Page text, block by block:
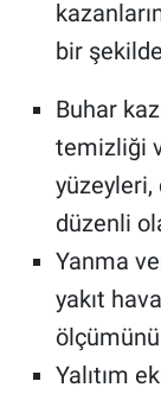
bir
Buhar
temizliği
yüzeyleri,
düzenli
Yanma
yakıt
ölçümünü
Yalıtım